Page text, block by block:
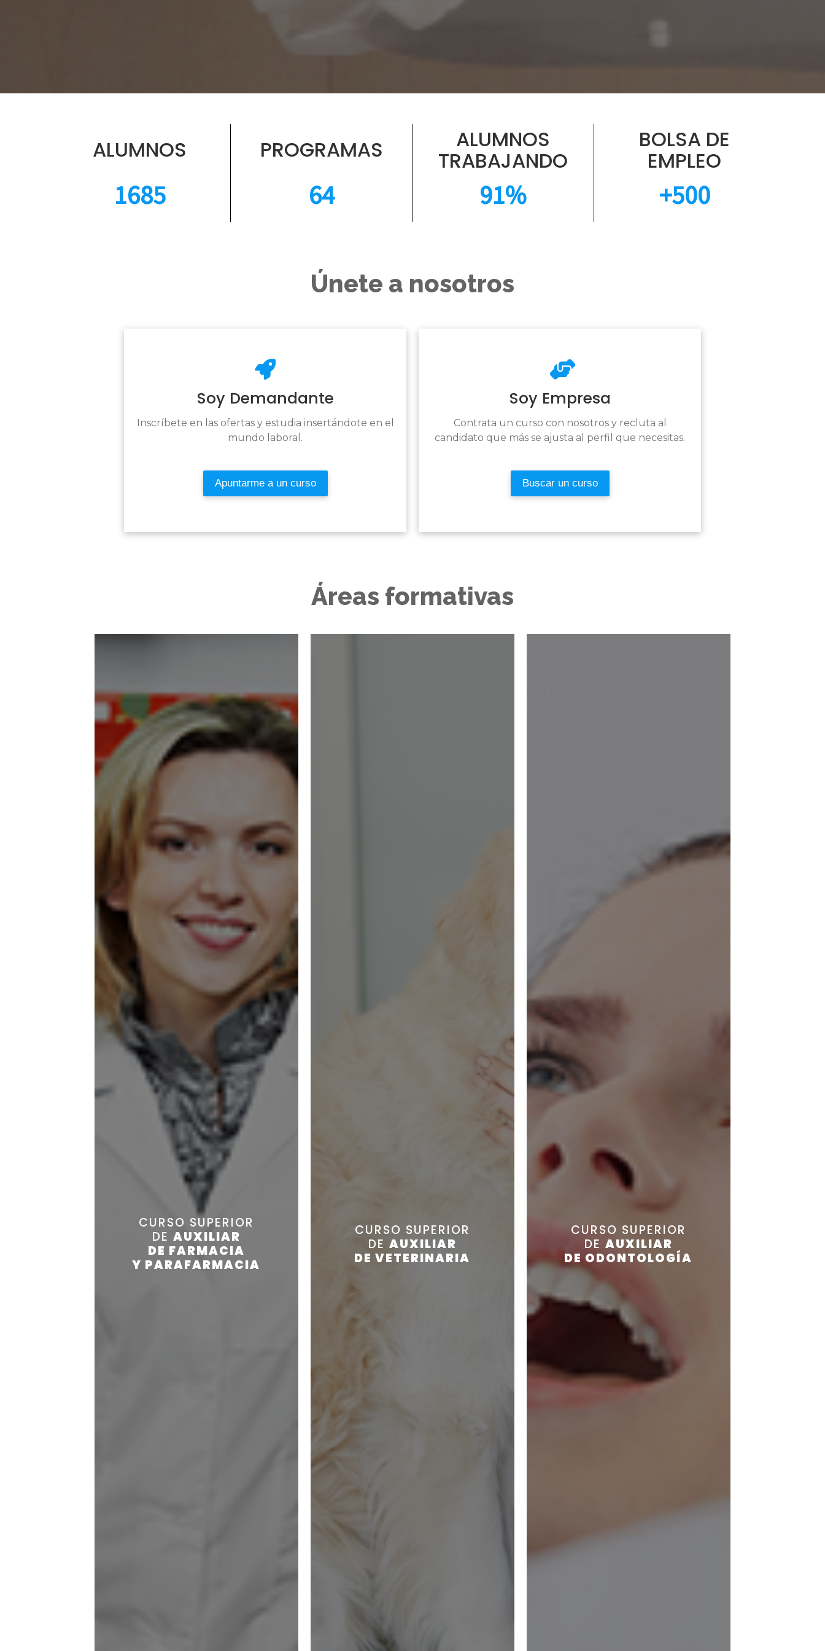
ALUMNOS
1685
PROGRAMAS
64
ALUMNOS
TRABAJANDO
91%
BOLSA DE
EMPLEO
+500
Únete a nosotros
Soy Demandante
Inscríbete en las ofertas y estudia insertándote en el
mundo laboral.
Apuntarme a un curso
Soy Empresa
Contrata un curso con nosotros y recluta al
candidato que más se ajusta al perfil que necesitas.
Buscar un curso
Áreas formativas
CURSO SUPERIOR
DE AUXILIAR
DE FARMACIA
Y PARAFARMACIA
CURSO SUPERIOR
DE AUXILIAR
DE VETERINARIA
CURSO SUPERIOR
DE AUXILIAR
DE ODONTOLOGÍA